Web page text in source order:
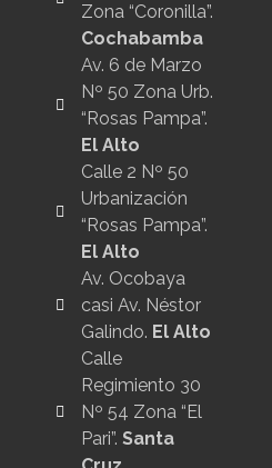
Zona “Coronilla”.
Cochabamba
Av. 6 de Marzo
Nº 50 Zona Urb.
“Rosas Pampa”.
El Alto
Calle 2 Nº 50
Urbanización
“Rosas Pampa”.
El Alto
Av. Ocobaya
casi Av. Néstor
Galindo. El Alto
Calle
Regimiento 30
Nº 54 Zona “El
Pari”. Santa